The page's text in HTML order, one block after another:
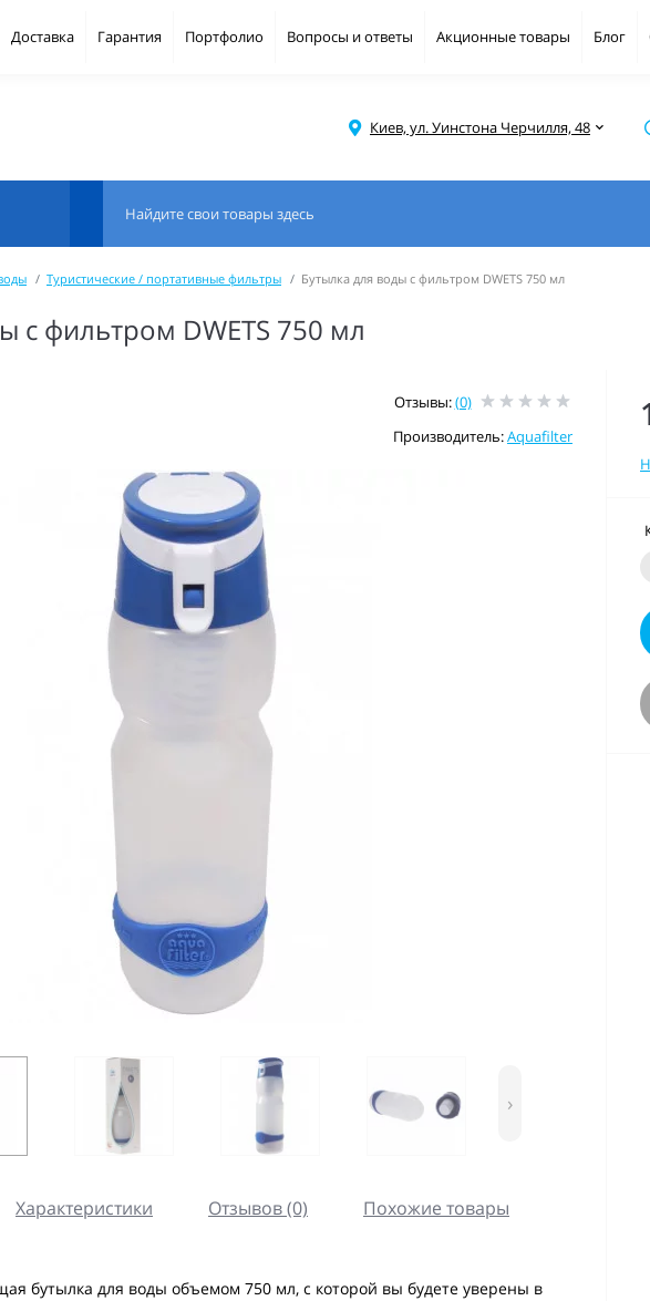
Доставка Гарантия Портфолио Вопросы и ответы Акционные товары Блог
Киев, ул. Уинстона Черчилля, 48
Туристические / портативные фильтры Бутылка для воды с фильтром DWETS 750 мл
с фильтром DWETS 750 мл
Отзывы:(0)
Производитель:Aquafilter
›
Характеристики Отзывов (0) Похожие товары
бутылка для воды объемом 750 мл, с которой вы будете уверены в